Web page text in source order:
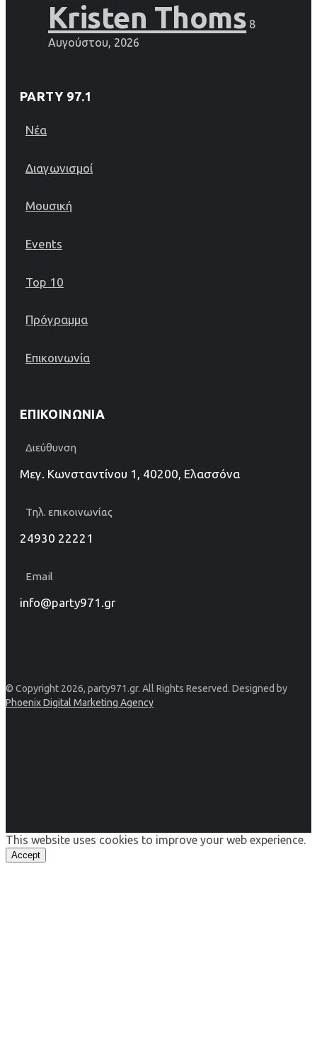
Kristen Thoms 8
Αυγούστου, 2026
PARTY 97.1
Νέα
Διαγωνισμοί
Μουσική
Events
Top 10
Πρόγραμμα
Επικοινωνία
ΕΠΙΚΟΙΝΩΝΊΑ
Διεύθυνση
Μεγ. Κωνσταντίνου 1, 40200, Ελασσόνα
Τηλ. επικοινωνίας
24930 22221
Email
info@party971.gr
© Copyright 2026, party971.gr. All Rights Reserved. Designed by
Phoenix Digital Marketing Agency
This website uses cookies to improve your web experience.
Accept